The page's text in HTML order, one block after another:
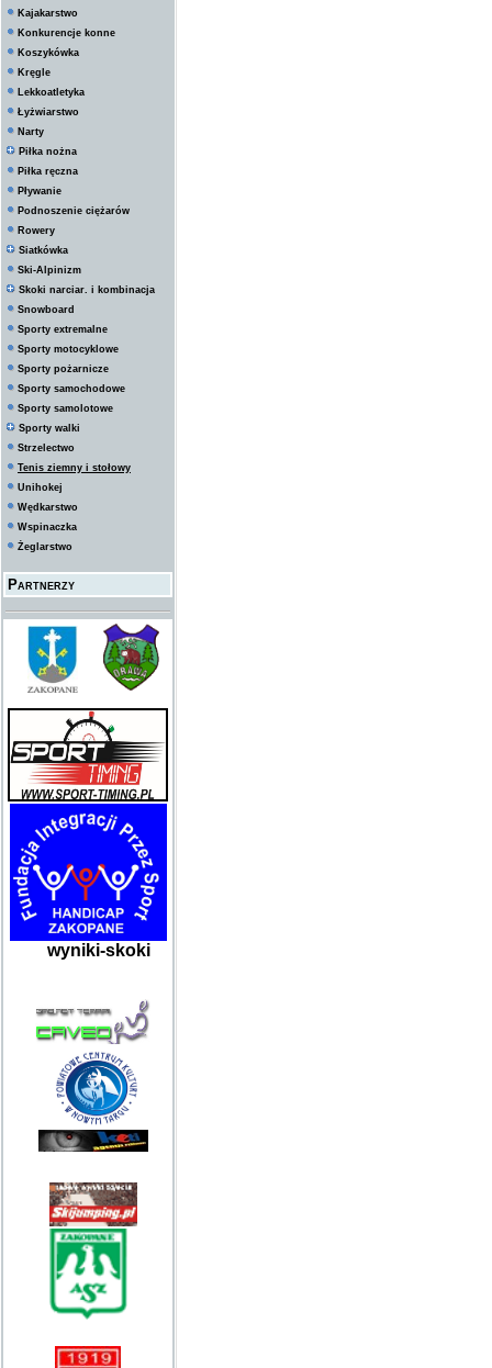
Kajakarstwo
Konkurencje konne
Koszykówka
Kręgle
Lekkoatletyka
Łyżwiarstwo
Narty
Piłka nożna
Piłka ręczna
Pływanie
Podnoszenie ciężarów
Rowery
Siatkówka
Ski-Alpinizm
Skoki narciar. i kombinacja
Snowboard
Sporty extremalne
Sporty motocyklowe
Sporty pożarnicze
Sporty samochodowe
Sporty samolotowe
Sporty walki
Strzelectwo
Tenis ziemny i stołowy
Unihokej
Wędkarstwo
Wspinaczka
Żeglarstwo
Partnerzy
wyniki-skoki